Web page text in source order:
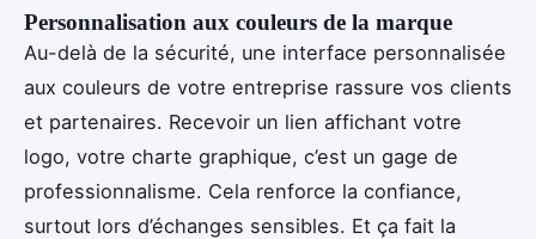
Personnalisation aux couleurs de la marque
Au-delà de la sécurité, une interface personnalisée
aux couleurs de votre entreprise rassure vos clients
et partenaires. Recevoir un lien affichant votre
logo, votre charte graphique, c’est un gage de
professionnalisme. Cela renforce la confiance,
surtout lors d’échanges sensibles. Et ça fait la